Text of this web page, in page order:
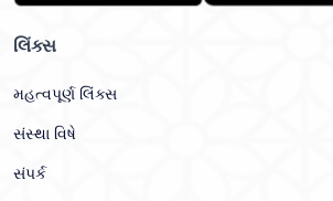
લિંક્સ
મહત્વપૂર્ણ લિંક્સ
સંસ્થા વિષે
સંપર્ક